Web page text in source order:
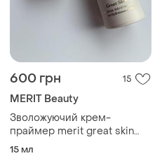
600 грн 15
MERIT Beauty
Зволожуючий крем-
праймер merit great skin
priming and firming
15 мл